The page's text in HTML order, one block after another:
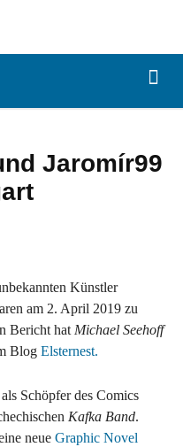
Jaromír99
Künstler
am 2. April 2019 zu
Bericht hat Michael Seehoff
Blog Elsternest.
Schöpfer des Comics
Kafka Band.
neue Graphic Novel